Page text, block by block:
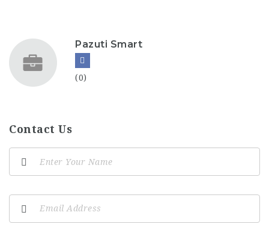
Pazuti Smart
(0)
Contact Us